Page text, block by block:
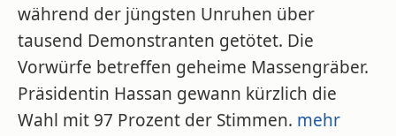
während der jüngsten Unruhen über
tausend Demonstranten getötet. Die
Vorwürfe betreffen geheime Massengräber.
Präsidentin Hassan gewann kürzlich die
Wahl mit 97 Prozent der Stimmen. mehr